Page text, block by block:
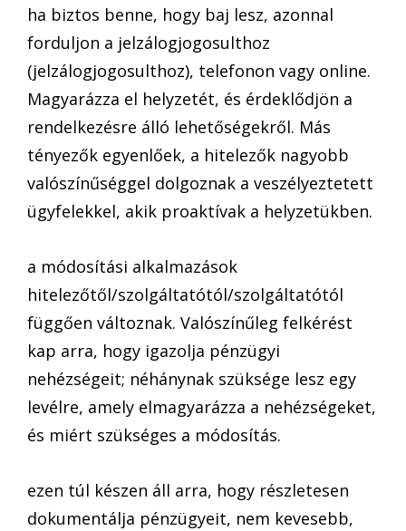
ha biztos benne, hogy baj lesz, azonnal
forduljon a jelzálogjogosulthoz
(jelzálogjogosulthoz), telefonon vagy online.
Magyarázza el helyzetét, és érdeklődjön a
rendelkezésre álló lehetőségekről. Más
tényezők egyenlőek, a hitelezők nagyobb
valószínűséggel dolgoznak a veszélyeztetett
ügyfelekkel, akik proaktívak a helyzetükben.
a módosítási alkalmazások
hitelezőtől/szolgáltatótól/szolgáltatótól
függően változnak. Valószínűleg felkérést
kap arra, hogy igazolja pénzügyi
nehézségeit; néhánynak szüksége lesz egy
levélre, amely elmagyarázza a nehézségeket,
és miért szükséges a módosítás.
ezen túl készen áll arra, hogy részletesen
dokumentálja pénzügyeit, nem kevesebb,